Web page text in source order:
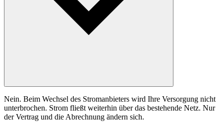
Nein. Beim Wechsel des Stromanbieters wird Ihre Versorgung nicht
unterbrochen. Strom fließt weiterhin über das bestehende Netz. Nur
der Vertrag und die Abrechnung ändern sich.